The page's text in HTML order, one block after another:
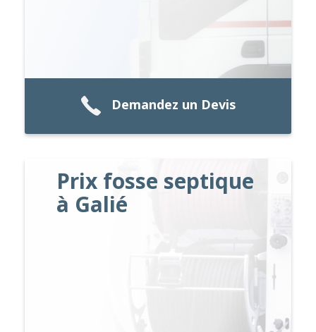
Demandez un Devis
Prix fosse septique
à Galié